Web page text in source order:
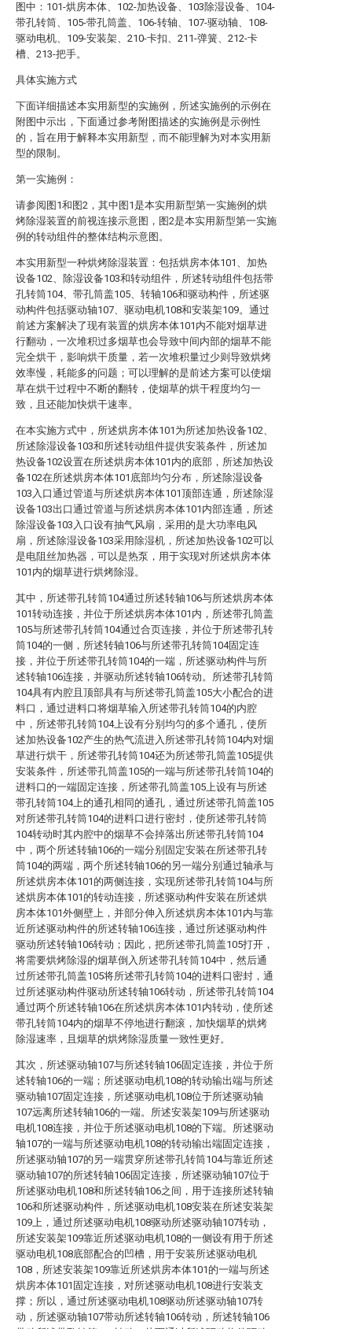
图中：101-烘房本体、102-加热设备、103除湿设备、104-
带孔转筒、105-带孔筒盖、106-转轴、107-驱动轴、108-
驱动电机、109-安装架、210-卡扣、211-弹簧、212-卡
槽、213-把手。
具体实施方式
下面详细描述本实用新型的实施例，所述实施例的示例在
附图中示出，下面通过参考附图描述的实施例是示例性
的，旨在用于解释本实用新型，而不能理解为对本实用新
型的限制。
第一实施例：
请参阅图1和图2，其中图1是本实用新型第一实施例的烘
烤除湿装置的前视连接示意图，图2是本实用新型第一实施
例的转动组件的整体结构示意图。
本实用新型一种烘烤除湿装置：包括烘房本体101、加热
设备102、除湿设备103和转动组件，所述转动组件包括带
孔转筒104、带孔筒盖105、转轴106和驱动构件，所述驱
动构件包括驱动轴107、驱动电机108和安装架109。通过
前述方案解决了现有装置的烘房本体101内不能对烟草进
行翻动，一次堆积过多烟草也会导致中间内部的烟草不能
完全烘干，影响烘干质量，若一次堆积量过少则导致烘烤
效率慢，耗能多的问题；可以理解的是前述方案可以使烟
草在烘干过程中不断的翻转，使烟草的烘干程度均匀一
致，且还能加快烘干速率。
在本实施方式中，所述烘房本体101为所述加热设备102、
所述除湿设备103和所述转动组件提供安装条件，所述加
热设备102设置在所述烘房本体101内的底部，所述加热设
备102在所述烘房本体101底部均匀分布，所述除湿设备
103入口通过管道与所述烘房本体101顶部连通，所述除湿
设备103出口通过管道与所述烘房本体101内部连通，所述
除湿设备103入口设有抽气风扇，采用的是大功率电风
扇，所述除湿设备103采用除湿机，所述加热设备102可以
是电阻丝加热器，可以是热泵，用于实现对所述烘房本体
101内的烟草进行烘烤除湿。
其中，所述带孔转筒104通过所述转轴106与所述烘房本体
101转动连接，并位于所述烘房本体101内，所述带孔筒盖
105与所述带孔转筒104通过合页连接，并位于所述带孔转
筒104的一侧，所述转轴106与所述带孔转筒104固定连
接，并位于所述带孔转筒104的一端，所述驱动构件与所
述转轴106连接，并驱动所述转轴106转动。所述带孔转筒
104具有内腔且顶部具有与所述带孔筒盖105大小配合的进
料口，通过进料口将烟草输入所述带孔转筒104的内腔
中，所述带孔转筒104上设有分别均匀的多个通孔，使所
述加热设备102产生的热气流进入所述带孔转筒104内对烟
草进行烘干，所述带孔转筒104还为所述带孔筒盖105提供
安装条件，所述带孔筒盖105的一端与所述带孔转筒104的
进料口的一端固定连接，所述带孔筒盖105上设有与所述
带孔转筒104上的通孔相同的通孔，通过所述带孔筒盖105
对所述带孔转筒104的进料口进行密封，使所述带孔转筒
104转动时其内腔中的烟草不会掉落出所述带孔转筒104
中，两个所述转轴106的一端分别固定安装在所述带孔转
筒104的两端，两个所述转轴106的另一端分别通过轴承与
所述烘房本体101的两侧连接，实现所述带孔转筒104与所
述烘房本体101的转动连接，所述驱动构件安装在所述烘
房本体101外侧壁上，并部分伸入所述烘房本体101内与靠
近所述驱动构件的所述转轴106连接，通过所述驱动构件
驱动所述转轴106转动；因此，把所述带孔筒盖105打开，
将需要烘烤除湿的烟草倒入所述带孔转筒104中，然后通
过所述带孔筒盖105将所述带孔转筒104的进料口密封，通
过所述驱动构件驱动所述转轴106转动，所述带孔转筒104
通过两个所述转轴106在所述烘房本体101内转动，使所述
带孔转筒104内的烟草不停地进行翻滚，加快烟草的烘烤
除湿速率，且烟草的烘烤除湿质量一致性更好。
其次，所述驱动轴107与所述转轴106固定连接，并位于所
述转轴106的一端；所述驱动电机108的转动输出端与所述
驱动轴107固定连接，所述驱动电机108位于所述驱动轴
107远离所述转轴106的一端。所述安装架109与所述驱动
电机108连接，并位于所述驱动电机108的下端。所述驱动
轴107的一端与所述驱动电机108的转动输出端固定连接，
所述驱动轴107的另一端贯穿所述带孔转筒104与靠近所述
驱动轴107的所述转轴106固定连接，所述驱动轴107位于
所述驱动电机108和所述转轴106之间，用于连接所述转轴
106和所述驱动构件，所述驱动电机108安装在所述安装架
109上，通过所述驱动电机108驱动所述驱动轴107转动，
所述安装架109靠近所述驱动电机108的一侧设有用于所述
驱动电机108底部配合的凹槽，用于安装所述驱动电机
108，所述安装架109靠近所述烘房本体101的一端与所述
烘房本体101固定连接，对所述驱动电机108进行安装支
撑；所以，通过所述驱动电机108驱动所述驱动轴107转
动，所述驱动轴107带动所述转轴106转动，所述转轴106